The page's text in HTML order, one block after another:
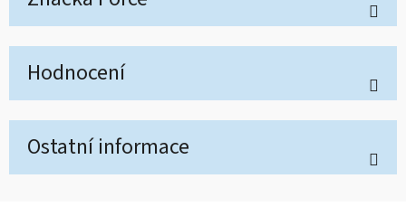
Hodnocení
Ostatní informace